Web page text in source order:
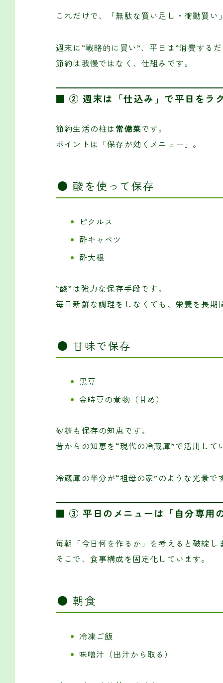
これだけで、「無駄な買い足し・衝動買い
週末に“戦略的に買い”、平日は“消費するだ
節約は我慢ではなく、仕組みです。
■ ② 週末は「仕込み」で平日をラ
節約生活の柱は常備菜です。
ポイントは「保存が効くメニュー」。
● 酸を使って保存
ピクルス
酢キャベツ
酢大根
“酸”は強力な保存手段です。
毎日新鮮な調理をしなくても、栄養を長期
● 甘味で保存
黒豆
金時豆の煮物（甘め）
砂糖も保存の知恵です。
昔からの知恵を“現代の冷蔵庫”で活用して
冷蔵庫の半分が“祖母の家”のような光景で
■ ③ 平日のメニューは「自分専用の
毎朝「今日何を作るか」を考えると破綻し
そこで、食事構成を固定化しています。
● 朝食
冷凍ご飯
味噌汁（出汁から取る）